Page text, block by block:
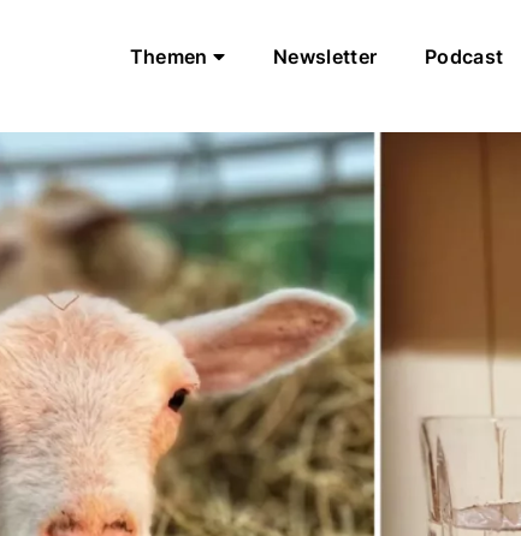
Themen Newsletter Podcast